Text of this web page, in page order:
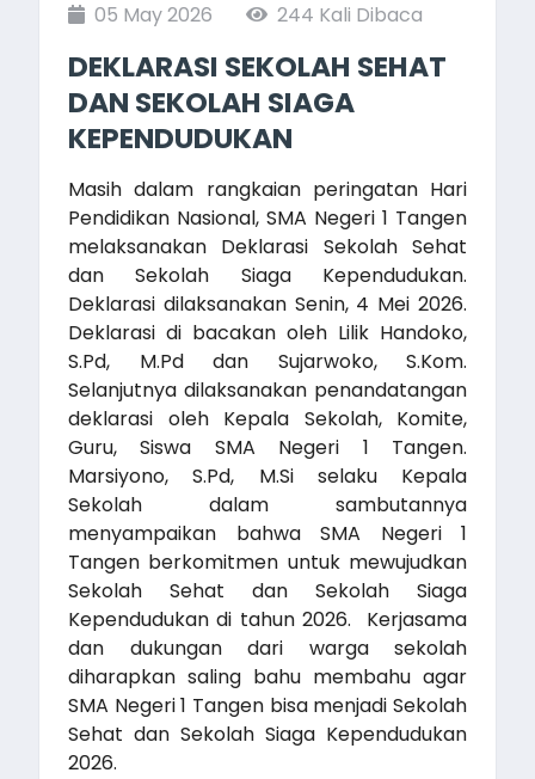
05 May 2026 244 Kali Dibaca
DEKLARASI SEKOLAH SEHAT
DAN SEKOLAH SIAGA
KEPENDUDUKAN
Masih dalam rangkaian peringatan Hari
Pendidikan Nasional, SMA Negeri 1 Tangen
melaksanakan Deklarasi Sekolah Sehat
dan Sekolah Siaga Kependudukan.
Deklarasi dilaksanakan Senin, 4 Mei 2026.
Deklarasi di bacakan oleh Lilik Handoko,
S.Pd, M.Pd dan Sujarwoko, S.Kom.
Selanjutnya dilaksanakan penandatangan
deklarasi oleh Kepala Sekolah, Komite,
Guru, Siswa SMA Negeri 1 Tangen.
Marsiyono, S.Pd, M.Si selaku Kepala
Sekolah dalam sambutannya
menyampaikan bahwa SMA Negeri 1
Tangen berkomitmen untuk mewujudkan
Sekolah Sehat dan Sekolah Siaga
Kependudukan di tahun 2026. Kerjasama
dan dukungan dari warga sekolah
diharapkan saling bahu membahu agar
SMA Negeri 1 Tangen bisa menjadi Sekolah
Sehat dan Sekolah Siaga Kependudukan
2026.